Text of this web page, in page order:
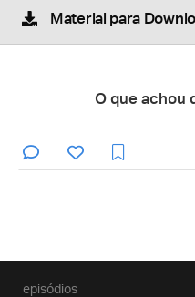
Material para
O que achou
episódios